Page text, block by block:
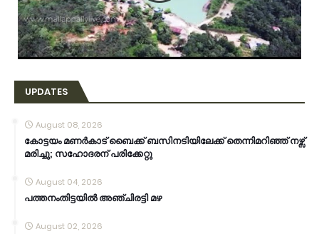
UPDATES
August 08, 2026
കോട്ടയം മണർകാട് ബൈക്ക് ബസിനടിയിലേക്ക് തെന്നിമറിഞ്ഞ് നഴ്സ്
മരിച്ചു; സഹോദരന് പരിക്കേറ്റു
August 04, 2026
പത്തനംതിട്ടയിൽ അഞ്ചിരട്ടി മഴ
August 02, 2026